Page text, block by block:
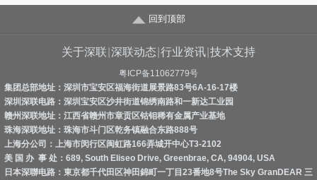
回到顶部
关于深联 深联动态 行业资讯 技术支持
粤ICP备11062779号
集团总部地址：深圳市宝安区福海街道展景路83号6A-16-17楼
深圳深联电路：深圳宝安区沙井街道锦绣南路和一新达工业园
赣州深联地址：江西省赣州市章贡区钴钼稀有金属产业基地
珠海深联地址：珠海市斗门区乾务镇融合东路888号
上海分公司：上海市闵行区闽虹路166弄城开中心T3-2102
美 国 办 事 处：689, South Eliseo Drive, Greenbrae, CA, 94904, USA
日本深聯电路：東京都千代田区神田錦町一丁目23番地8号The Sky GranDEAR 三